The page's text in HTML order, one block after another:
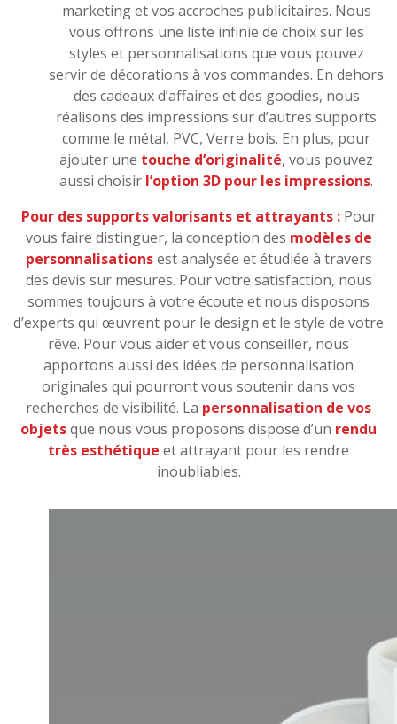
marketing et vos accroches publicitaires. Nous
vous offrons une liste infinie de choix sur les
styles et personnalisations que vous pouvez
servir de décorations à vos commandes. En dehors
des cadeaux d’affaires et des goodies, nous
réalisons des impressions sur d’autres supports
comme le métal, PVC, Verre bois. En plus, pour
ajouter une touche d’originalité, vous pouvez
aussi choisir l’option 3D pour les impressions.
Pour des supports valorisants et attrayants :Pour
vous faire distinguer, la conception des modèles de
personnalisationsest analysée et étudiée à travers
des devis sur mesures. Pour votre satisfaction, nous
sommes toujours à votre écoute et nous disposons
d’experts qui œuvrent pour le design et le style de votre
rêve. Pour vous aider et vous conseiller, nous
apportons aussi des idées de personnalisation
originales qui pourront vous soutenir dans vos
recherches de visibilité. La personnalisation de vos
objetsque nous vous proposons dispose d’un rendu
très esthétique et attrayant pour les rendre
inoubliables.